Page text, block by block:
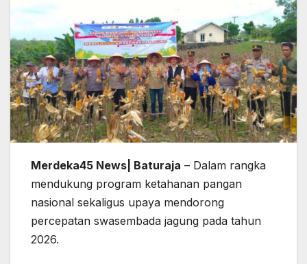
Merdeka45 News| Baturaja – Dalam rangka
mendukung program ketahanan pangan
nasional sekaligus upaya mendorong
percepatan swasembada jagung pada tahun
2026.